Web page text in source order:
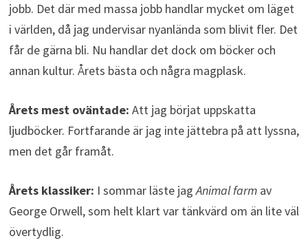
jobb. Det där med massa jobb handlar mycket om läget
i världen, då jag undervisar nyanlända som blivit fler. Det
får de gärna bli. Nu handlar det dock om böcker och
annan kultur. Årets bästa och några magplask.
Årets mest oväntade: Att jag börjat uppskatta
ljudböcker. Fortfarande är jag inte jättebra på att lyssna,
men det går framåt.
Årets klassiker: I sommar läste jagAnimal farm av
George Orwell, som helt klart var tänkvärd om än lite väl
övertydlig.